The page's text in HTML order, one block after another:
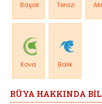
Başak Terazi
Kova Balık
RÜYA HAKKINDA